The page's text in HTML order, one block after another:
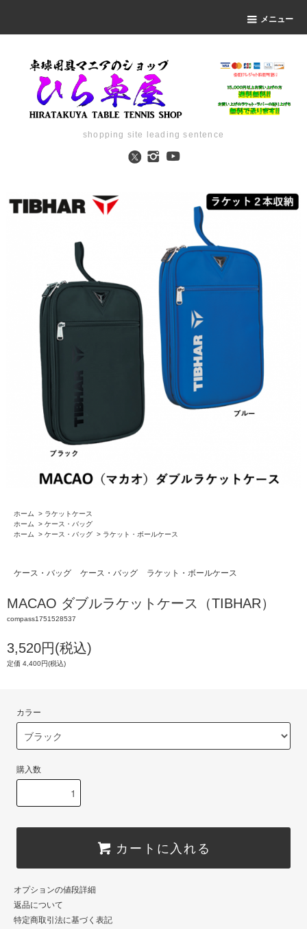
メニュー
shopping site leading sentence
ホーム > ラケットケース
ホーム
> ケース・バッグ
ホーム
> ケース・バッグ > ラケット・ボールケース
ケース・バッグ ケース・バッグ ラケット・ボールケース
MACAO ダブルラケットケース（TIBHAR）
compass1751528537
3,520円(税込)
定価 4,400円(税込)
カラー
購入数
カートに入れる
オプションの値段詳細
返品について
特定商取引法に基づく表記